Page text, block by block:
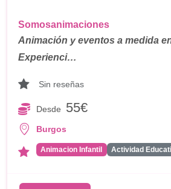
Somosanimaciones
Animación y eventos a medida
Experienci…
Sin reseñas
Desde 55€
Burgos
Animacion Infantil Actividad